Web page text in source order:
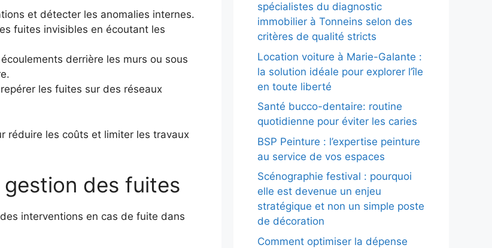
et détecter les anomalies internes.
fuites invisibles en écoutant les
derrière les murs ou sous
les fuites sur des réseaux
réduire les coûts et limiter les travaux
des fuites
interventions en cas de fuite dans
spécialistes du diagnostic
immobilier à Tonneins selon des
critères de qualité stricts
Location voiture à Marie-Galante :
la solution idéale pour explorer l’île
en toute liberté
Santé bucco-dentaire: routine
quotidienne pour éviter les caries
BSP Peinture : l’expertise peinture
au service de vos espaces
Scénographie festival : pourquoi
elle est devenue un enjeu
stratégique et non un simple poste
de décoration
Comment optimiser la dépense